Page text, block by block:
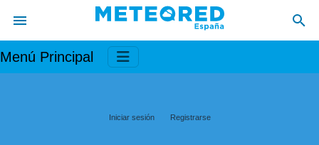
Menú Principal
Iniciar sesión Registrarse